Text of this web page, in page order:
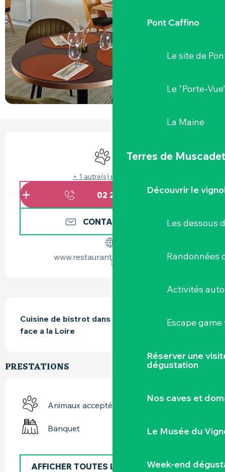
Pont Caffino
Le site de
Le "Porte-
La Maine
Terres de Muscadet
Découvrir le
Les dessous
Randonnées
Activités
Escape
Réserver une
dégustation
Nos caves et
Le Musée du
Week-end
Animaux acceptés
Banquet
+ 1 autre(s) prestation(s)
02 28 00 99▒▒
CONTACTEZ-NOUS
www.restaurantleclemence.com
Cuisine de bistrot dans un cadre verdoyant,
face a la Loire
PRESTATIONS
Animaux acceptés
Banquet
AFFICHER TOUTES LES PRESTATIONS